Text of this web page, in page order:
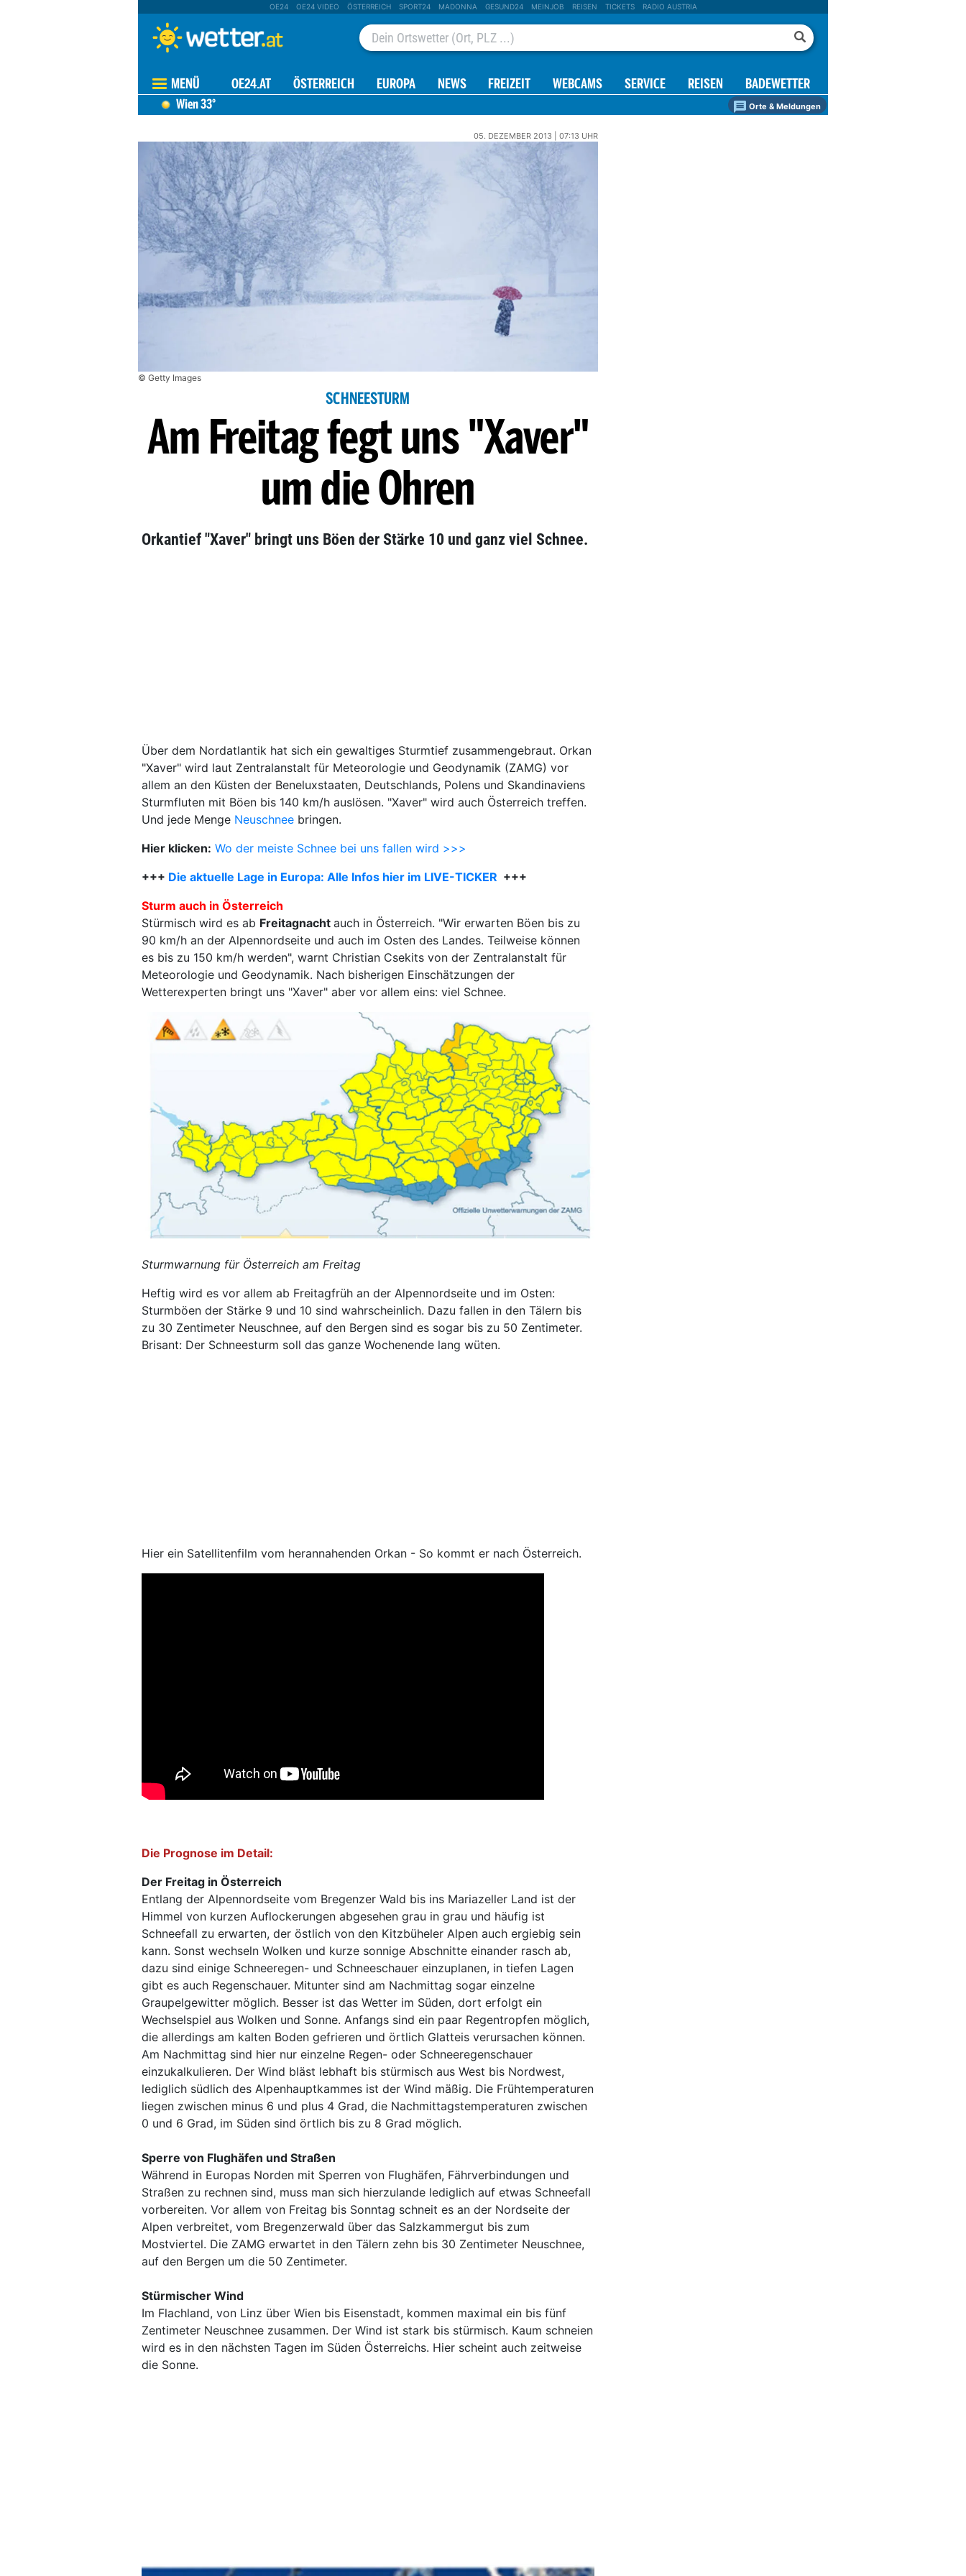
OE24 OE24 VIDEO ÖSTERREICH SPORT24 MADONNA GESUND24 MEINJOB REISEN TICKETS RADIO AUSTRIA
MENÜ OE24.AT ÖSTERREICH EUROPA NEWS FREIZEIT WEBCAMS SERVICE REISEN BADEWETTER
Wien33° Orte & Meldungen
05. DEZEMBER 2013 | 07:13 UHR
© Getty Images
SCHNEESTURM
Am Freitag fegt uns "Xaver"
um die Ohren
Orkantief "Xaver" bringt uns Böen der Stärke 10 und ganz viel Schnee.
Über dem Nordatlantik hat sich ein gewaltiges Sturmtief zusammengebraut. Orkan
"Xaver" wird laut Zentralanstalt für Meteorologie und Geodynamik (ZAMG) vor
allem an den Küsten der Beneluxstaaten, Deutschlands, Polens und Skandinaviens
Sturmfluten mit Böen bis 140 km/h auslösen. "Xaver" wird auch Österreich treffen.
Und jede Menge Neuschnee bringen.
Hier klicken: Wo der meiste Schnee bei uns fallen wird >>>
+++ Die aktuelle Lage in Europa: Alle Infos hier im LIVE-TICKER +++
Sturm auch in Österreich
Stürmisch wird es ab Freitagnacht auch in Österreich. "Wir erwarten Böen bis zu
90 km/h an der Alpennordseite und auch im Osten des Landes. Teilweise können
es bis zu 150 km/h werden", warnt Christian Csekits von der Zentralanstalt für
Meteorologie und Geodynamik. Nach bisherigen Einschätzungen der
Wetterexperten bringt uns "Xaver" aber vor allem eins: viel Schnee.
Sturmwarnung für Österreich am Freitag
Heftig wird es vor allem ab Freitagfrüh an der Alpennordseite und im Osten:
Sturmböen der Stärke 9 und 10 sind wahrscheinlich. Dazu fallen in den Tälern bis
zu 30 Zentimeter Neuschnee, auf den Bergen sind es sogar bis zu 50 Zentimeter.
Brisant: Der Schneesturm soll das ganze Wochenende lang wüten.
Hier ein Satellitenfilm vom herannahenden Orkan - So kommt er nach Österreich.
Die Prognose im Detail:
Der Freitag in Österreich
Entlang der Alpennordseite vom Bregenzer Wald bis ins Mariazeller Land ist der
Himmel von kurzen Auflockerungen abgesehen grau in grau und häufig ist
Schneefall zu erwarten, der östlich von den Kitzbüheler Alpen auch ergiebig sein
kann. Sonst wechseln Wolken und kurze sonnige Abschnitte einander rasch ab,
dazu sind einige Schneeregen- und Schneeschauer einzuplanen, in tiefen Lagen
gibt es auch Regenschauer. Mitunter sind am Nachmittag sogar einzelne
Graupelgewitter möglich. Besser ist das Wetter im Süden, dort erfolgt ein
Wechselspiel aus Wolken und Sonne. Anfangs sind ein paar Regentropfen möglich,
die allerdings am kalten Boden gefrieren und örtlich Glatteis verursachen können.
Am Nachmittag sind hier nur einzelne Regen- oder Schneeregenschauer
einzukalkulieren. Der Wind bläst lebhaft bis stürmisch aus West bis Nordwest,
lediglich südlich des Alpenhauptkammes ist der Wind mäßig. Die Frühtemperaturen
liegen zwischen minus 6 und plus 4 Grad, die Nachmittagstemperaturen zwischen
0 und 6 Grad, im Süden sind örtlich bis zu 8 Grad möglich.
Sperre von Flughäfen und Straßen
Während in Europas Norden mit Sperren von Flughäfen, Fährverbindungen und
Straßen zu rechnen sind, muss man sich hierzulande lediglich auf etwas Schneefall
vorbereiten. Vor allem von Freitag bis Sonntag schneit es an der Nordseite der
Alpen verbreitet, vom Bregenzerwald über das Salzkammergut bis zum
Mostviertel. Die ZAMG erwartet in den Tälern zehn bis 30 Zentimeter Neuschnee,
auf den Bergen um die 50 Zentimeter.
Stürmischer Wind
Im Flachland, von Linz über Wien bis Eisenstadt, kommen maximal ein bis fünf
Zentimeter Neuschnee zusammen. Der Wind ist stark bis stürmisch. Kaum schneien
wird es in den nächsten Tagen im Süden Österreichs. Hier scheint auch zeitweise
die Sonne.